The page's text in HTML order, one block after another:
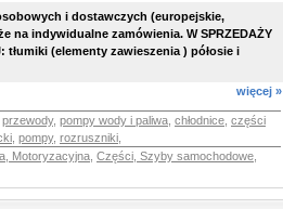
i dostawczych (europejskie,
na indywidualne zamówienia. W SPRZEDAŻY
tłumiki (elementy zawieszenia ) półosie i
więcej »
przewody, pompy wody i paliwa chłodnice części
pompy, rozruszniki
Motoryzacyjna Części, Szyby samochodowe,